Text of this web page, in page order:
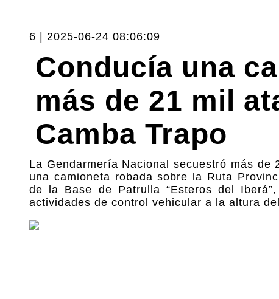
6 | 2025-06-24 08:06:09
Conducía una
más de 21 mil
Camba Trapo
La Gendarmería Nacional secuestró más
una camioneta robada sobre la Ruta
de la Base de Patrulla “Esteros del
actividades de control vehicular a la altura